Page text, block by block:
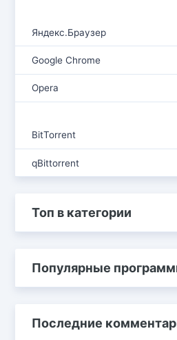
Яндекс.Браузер
Google Chrome
Opera
BitTorrent
qBittorrent
Топ в категории
Популярные
Последние